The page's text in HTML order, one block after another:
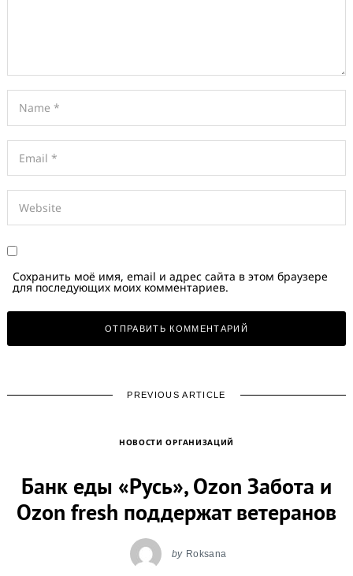
Сохранить моё имя, email и адрес сайта в этом браузере
для последующих моих комментариев.
PREVIOUS ARTICLE
НОВОСТИ ОРГАНИЗАЦИЙ
Банк еды «Русь», Ozon Забота и
Ozon fresh поддержат ветеранов
by Roksana